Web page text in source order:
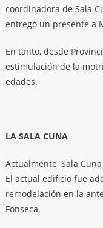
coordinadora de Sala
entregó un presente a
En tanto, desde
estimulación de la
edades.
LA SALA CUNA
Actualmente, Sala
El actual edificio fue
remodelación en la
Fonseca.